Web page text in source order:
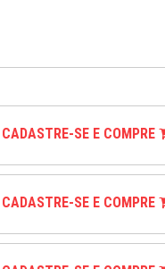
CADASTRE-SE E COMPRE
CADASTRE-SE E COMPRE